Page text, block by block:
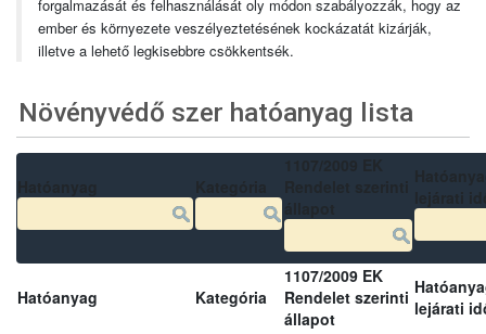
forgalmazását és felhasználását oly módon szabályozzák, hogy az
ember és környezete veszélyeztetésének kockázatát kizárják,
illetve a lehető legkisebbre csökkentsék.
Növényvédő szer hatóanyag lista
Hatóanyag Kategória
1107/2009 EK
Rendelet szerinti
állapot
lejárati